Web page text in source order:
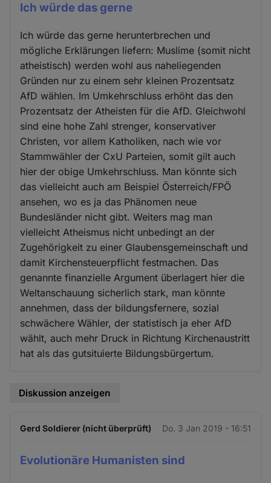
Ich würde das gerne
Ich würde das gerne herunterbrechen und
mögliche Erklärungen liefern: Muslime (somit nicht
atheistisch) werden wohl aus naheliegenden
Gründen nur zu einem sehr kleinen Prozentsatz
AfD wählen. Im Umkehrschluss erhöht das den
Prozentsatz der Atheisten für die AfD. Gleichwohl
sind eine hohe Zahl strenger, konservativer
Christen, vor allem Katholiken, nach wie vor
Stammwähler der CxU Parteien, somit gilt auch
hier der obige Umkehrschluss. Man könnte sich
das vielleicht auch am Beispiel Österreich/FPÖ
ansehen, wo es ja das Phänomen neue
Bundesländer nicht gibt. Weiters mag man
vielleicht Atheismus nicht unbedingt an der
Zugehörigkeit zu einer Glaubensgemeinschaft und
damit Kirchensteuerpflicht festmachen. Das
genannte finanzielle Argument überlagert hier die
Weltanschauung sicherlich stark, man könnte
annehmen, dass der bildungsfernere, sozial
schwächere Wähler, der statistisch ja eher AfD
wählt, auch mehr Druck in Richtung Kirchenaustritt
hat als das gutsituierte Bildungsbürgertum.
Diskussion anzeigen
Gerd Soldierer (nicht überprüft) Do. 3 Jan 2019 - 16:51
Evolutionäre Humanisten sind